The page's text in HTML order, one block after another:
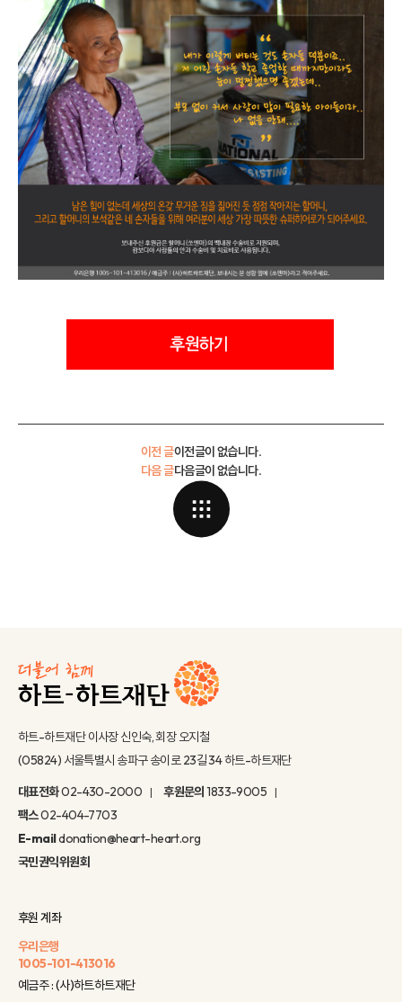
이전 글이전글이 없습니다.
다음글이 없습니다.
다음 글
하트-하트재단 이사장 신인숙, 회장 오지철
(05824) 서울특별시 송파구 송이로 23길 34 하트-하트재단
대표전화02-430-2000 후원문의1833-9005
팩스02-404-7703
E-maildonation@heart-heart.org
국민권익위원회
후원 계좌
우리은행
1005-101-413016
예금주 : (사)하트하트재단